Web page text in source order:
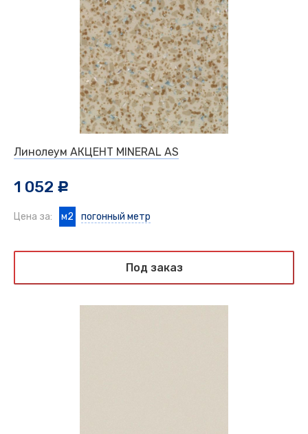
Линолеум АКЦЕНТ MINERAL AS
1 052 c
Цена за: м2 погонный метр
Под заказ